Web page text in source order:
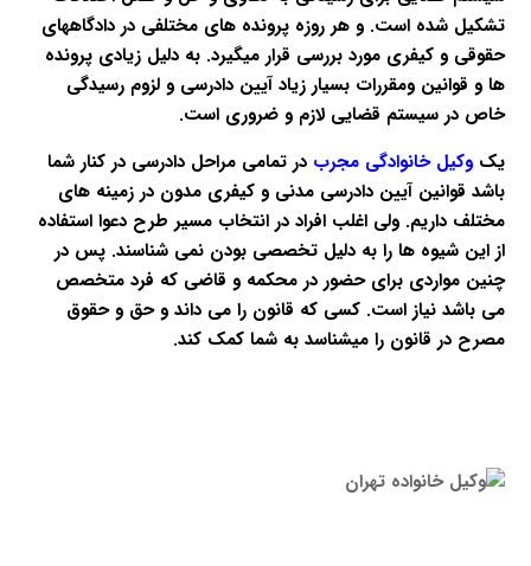
تشکیل شده است. و هر روزه پرونده های مختلفی در دادگاههای
حقوقی و کیفری مورد بررسی قرار میگیرد. به دلیل زیادی پرونده
ها و قوانین ومقررات بسیار زیاد آیین دادرسی و لزوم رسیدگی
خاص در سیستم قضایی لازم و ضروری است.
یک وکیل خانوادگی مجرب در تمامی مراحل دادرسی در کنار شما
باشد قوانین آیین دادرسی مدنی و کیفری مدون در زمینه های
مختلف داریم. ولی اغلب افراد در انتخاب مسیر طرح دعوا استفاده
از این شیوه ها را به دلیل تخصصی بودن نمی شناسند. پس در
چنین مواردی برای حضور در محکمه و قاضی که فرد متخصص
می باشد نیاز است. کسی که قانون را می داند و حق و حقوق
مصرح در قانون را میشناسد به شما کمک کند.